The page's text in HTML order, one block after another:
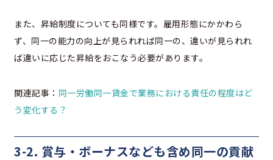
また、昇給制度についても同様です。雇用形態にかかわら
ず、同一の能力の向上が見られれば同一の、違いが見られれ
ば違いに応じた昇給をおこなう必要があります。
関連記事： 同一労働同一賃金で業務における責任の程度はど
う変化する？
3-2. 賞与・ボーナスなども含め同一の貢献